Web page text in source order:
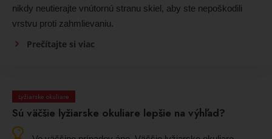
nikdy neutierajte vnútornú stranu skiel, aby ste nepoškodili
vrstvu proti zahmlievaniu.
Prečítajte si viac
Lyžiarske okuliare
Sú väčšie lyžiarske okuliare lepšie na výhľad?